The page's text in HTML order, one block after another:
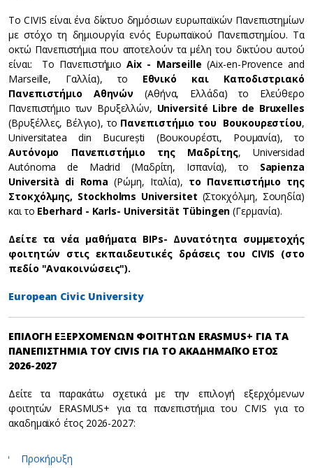
Το CIVIS είναι ένα δίκτυο δημόσιων ευρωπαϊκών Πανεπιστημίων
με στόχο τη δημιουργία ενός Ευρωπαϊκού Πανεπιστημίου. Τα
οκτώ Πανεπιστήμια που αποτελούν τα μέλη του δικτύου αυτού
είναι: Το ΠανεπιστήμιοAix - Marseille(Aix-en-Provence and
Marseille, Γαλλία), το Εθνικό και Καποδιστριακό
Πανεπιστήμιο Αθηνών (Αθήνα, Ελλάδα) το Ελεύθερο
Πανεπιστήμιο των Βρυξελλών, Université Libre de Bruxelles
(Βρυξέλλες, Βέλγιο), το Πανεπιστήμιο του Βουκουρεστίου,
Universitatea din București (Βουκουρέστι, Ρουμανία), το
Αυτόνομο Πανεπιστήμιο της Μαδρίτης, Universidad
Autónoma de Madrid (Μαδρίτη, Ισπανία), το Sapienza
Università di Roma (Ρώμη, Ιταλία), το Πανεπιστήμιο της
Στοκχόλμης, Stockholms Universitet (Στοκχόλμη, Σουηδία)
και το Eberhard - Karls- Universität Tübingen(Γερμανία).
Δείτε τα νέα μαθήματα BIPs- Δυνατότητα συμμετοχής
φοιτητών στις εκπαιδευτικές δράσεις του CIVIS (στο
πεδίο "Ανακοινώσεις").
European Civic University
ΕΠΙΛΟΓΗ ΕΞΕΡΧΟΜΕΝΩΝ ΦΟΙΤΗΤΩΝ ERASMUS+ ΓΙΑ ΤΑ
ΠΑΝΕΠΙΣΤΗΜΙΑ ΤΟΥ CIVIS ΓΙΑ ΤΟ ΑΚΑΔΗΜΑΪΚΟ ΕΤΟΣ
2026-2027
Δείτε τα παρακάτω σχετικά με την επιλογή εξερχόμενων
φοιτητών ERASMUS+ για τα πανεπιστήμια του CIVIS για το
ακαδημαϊκό έτος 2026-2027:
Προκήρυξη